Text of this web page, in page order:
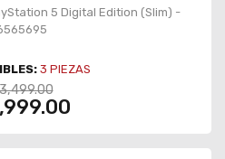
5 Digital Edition (Slim) -
3 PIEZAS